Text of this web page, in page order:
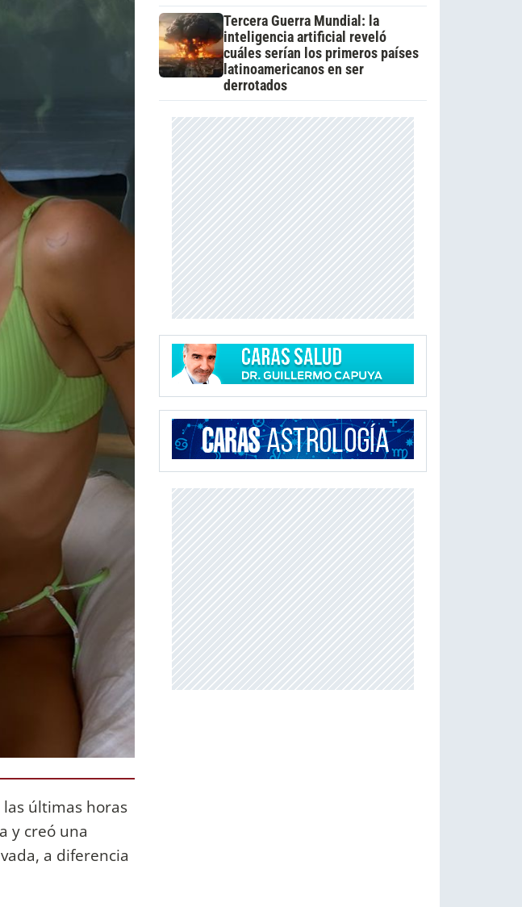
últimas horas
y creó una
a diferencia
Tercera Guerra Mundial: la
inteligencia artificial reveló
cuáles serían los primeros países
latinoamericanos en ser
derrotados